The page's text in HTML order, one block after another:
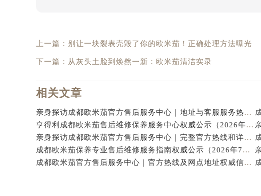
上一篇： 别让一块裂表壳毁了你的欧米茄！正确处理方法曝光
下一篇： 从灰头土脸到焕然一新：欧米茄清洁实录
相关文章
亲身探访成都欧米茄官方售后服务中心｜地址与客服服务热线（2026年7月最新）
亨得利成都欧米茄售后维修保养服务中心权威公示（2026年7月最新）
亲身探访成都欧米茄官方售后服务中心｜完整官方热线和详细地址（2026年7月最新）
成都欧米茄保养专业售后维修服务指南权威公示（2026年7月最新）
成都欧米茄官方售后服务中心｜官方热线及网点地址权威信息公示（2026年7月最新）